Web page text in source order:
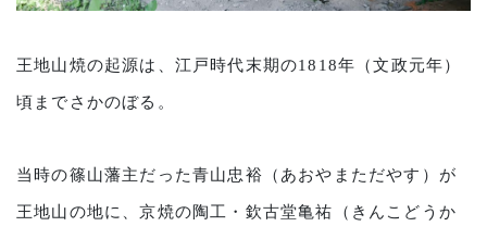
王地山焼の起源は、江戸時代末期の1818年（文政元年）
頃までさかのぼる。
当時の篠山藩主だった青山忠裕（あおやまただやす）が
王地山の地に、京焼の陶工・欽古堂亀祐（きんこどうか